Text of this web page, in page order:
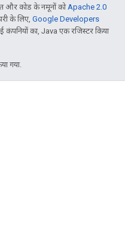
और कोड के नमूनों कोApache 2.0
के लिए, Google Developers
का, Java एक रजिस्टर किया
गया.